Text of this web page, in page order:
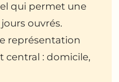
qui permet une
ouvrés.
représentation
central : domicile,